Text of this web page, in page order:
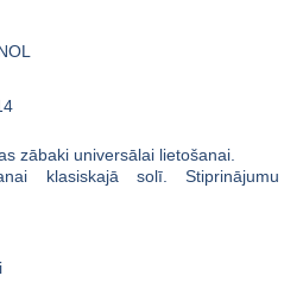
zābaki universālai lietošanai.
klasiskajā solī. Stiprinājumu